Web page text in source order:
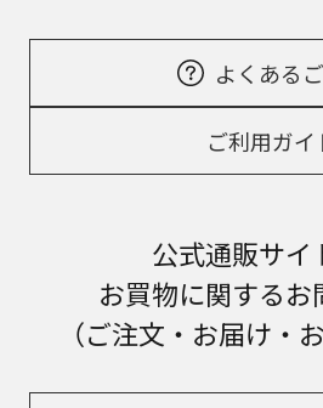
よくある
ご利用ガイ
公式通販サイ
お買物に関するお
（ご注文・お届け・